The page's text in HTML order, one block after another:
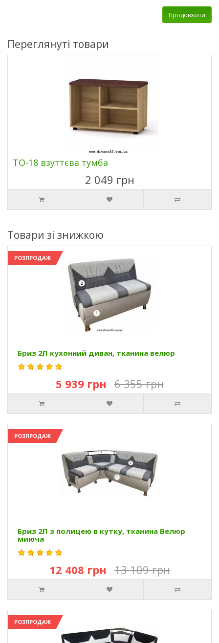
Продовжити
Переглянуті товари
ТО-18 взуттєва тумба
2 049 грн
Товари зі знижкою
РОЗПРОДАЖ
Бриз 2П кухонний диван, тканина велюр
5 939 грн 6 355 грн
РОЗПРОДАЖ
Бриз 2П з полицею в кутку, тканина Велюр
миюча
12 408 грн 13 109 грн
РОЗПРОДАЖ